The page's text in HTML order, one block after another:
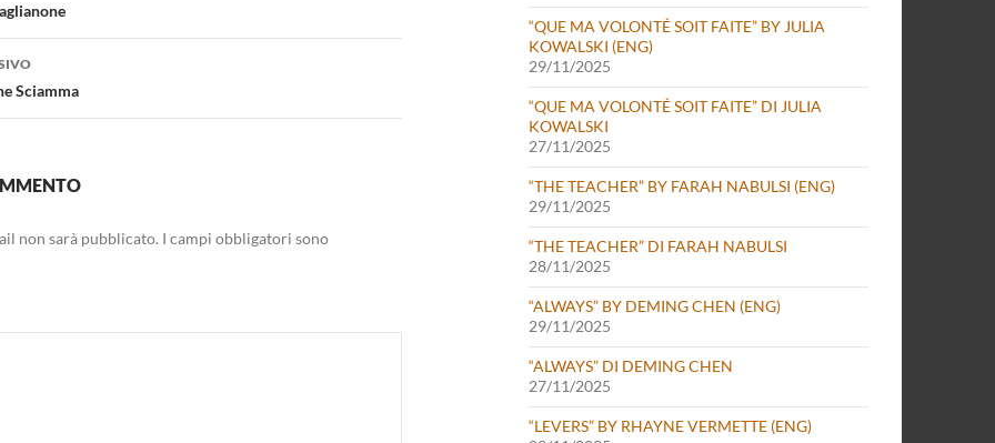
Sciamma
non sarà pubblicato. I campi obbligatori sono
“QUE MA VOLONTÉ SOIT FAITE” BY JULIA
KOWALSKI (ENG)
29/11/2025
“QUE MA VOLONTÉ SOIT FAITE” DI JULIA
KOWALSKI
27/11/2025
“THE TEACHER” BY FARAH NABULSI (ENG)
29/11/2025
“THE TEACHER” DI FARAH NABULSI
28/11/2025
“ALWAYS” BY DEMING CHEN (ENG)
29/11/2025
“ALWAYS” DI DEMING CHEN
27/11/2025
“LEVERS” BY RHAYNE VERMETTE (ENG)